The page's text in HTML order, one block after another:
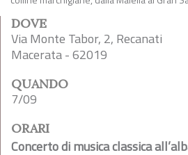
DOVE
Via Monte Tabor, 2, Recanati
Macerata - 62019
QUANDO
7/09
ORARI
Concerto di musica classica